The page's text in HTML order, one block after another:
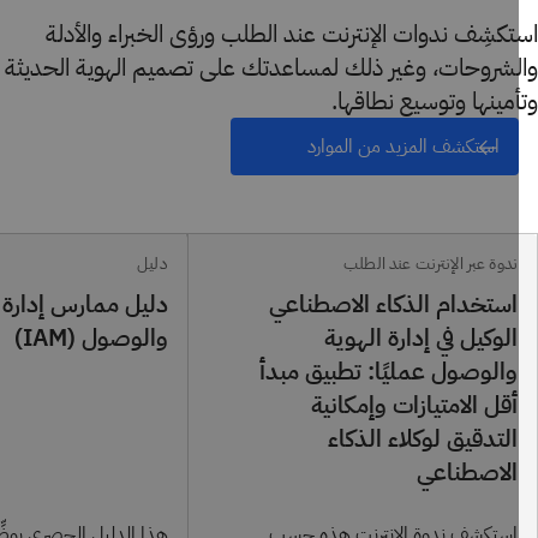
ندوات الإنترنت عند الطلب ورؤى الخبراء والأدلة
وغير ذلك لمساعدتك على تصميم الهوية الحديثة
وتوسيع نطاقها.
استكشف المزيد من الموارد
ندوة عبر الإنترنت عند الطلب
استخدام الذكاء الاصطناعي
الوكيل في إدارة الهوية
والوصول عمليًا: تطبيق مبدأ
أقل الامتيازات وإمكانية
التدقيق لوكلاء الذكاء
الاصطناعي
دليل
دليل ممارس إدارة
والوصول (IAM)